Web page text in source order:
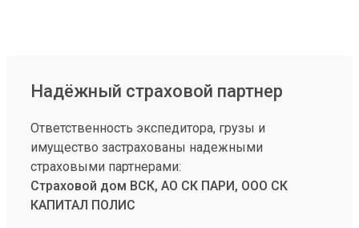
Надёжный страховой партнер
Ответственность экспедитора, грузы и
имущество застрахованы надежными
страховыми партнерами:
Страховой дом ВСК, АО СК ПАРИ, ООО СК
КАПИТАЛ ПОЛИС